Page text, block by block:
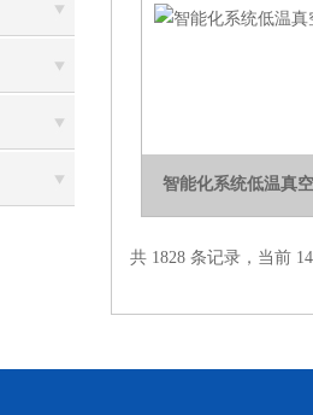
智能化系统低温真
共 1828 条记录，当前